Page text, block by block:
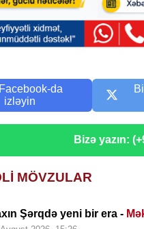
da
izləyin
Bizə yazın:
MÖVZULAR
Şərqdə yeni bir era -